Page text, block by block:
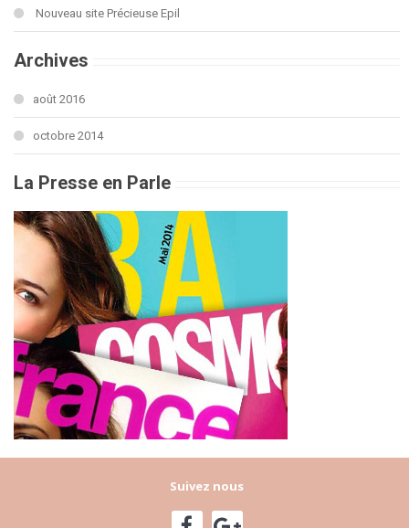
Nouveau site Précieuse Epil
Archives
août 2016
octobre 2014
La Presse en Parle
Suivez nous